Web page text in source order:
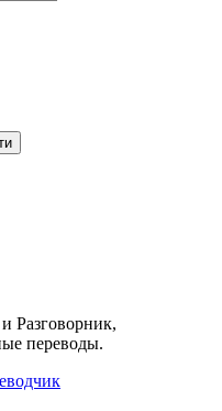
Разговорник,
переводы.